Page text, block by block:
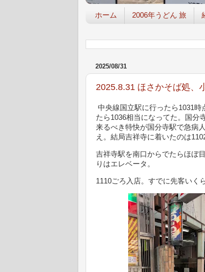
ホーム 2006年うどん 旅
2025/08/31
2025.8.31 ほさかそば処、
中央線国立駅に行ったら1031時
たら1036相当になってた。国分
来るべき特快が国分寺駅で急病
え。結局吉祥寺に着いたのは
吉祥寺駅を南口からでたらほぼ
りはエレベータ。
1110ごろ入店。すでに先客いく